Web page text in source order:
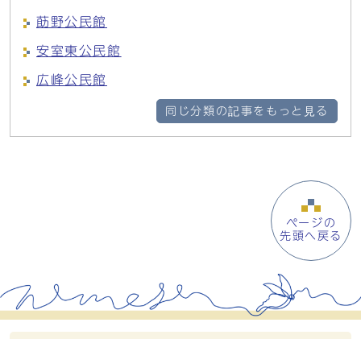
莇野公民館
安室東公民館
広峰公民館
同じ分類の記事をもっと見る
ページの
先頭へ戻る